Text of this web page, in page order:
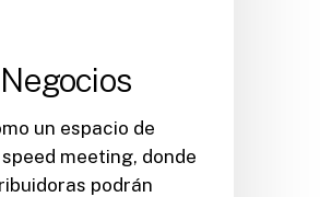
un espacio de
meeting, donde
podrán